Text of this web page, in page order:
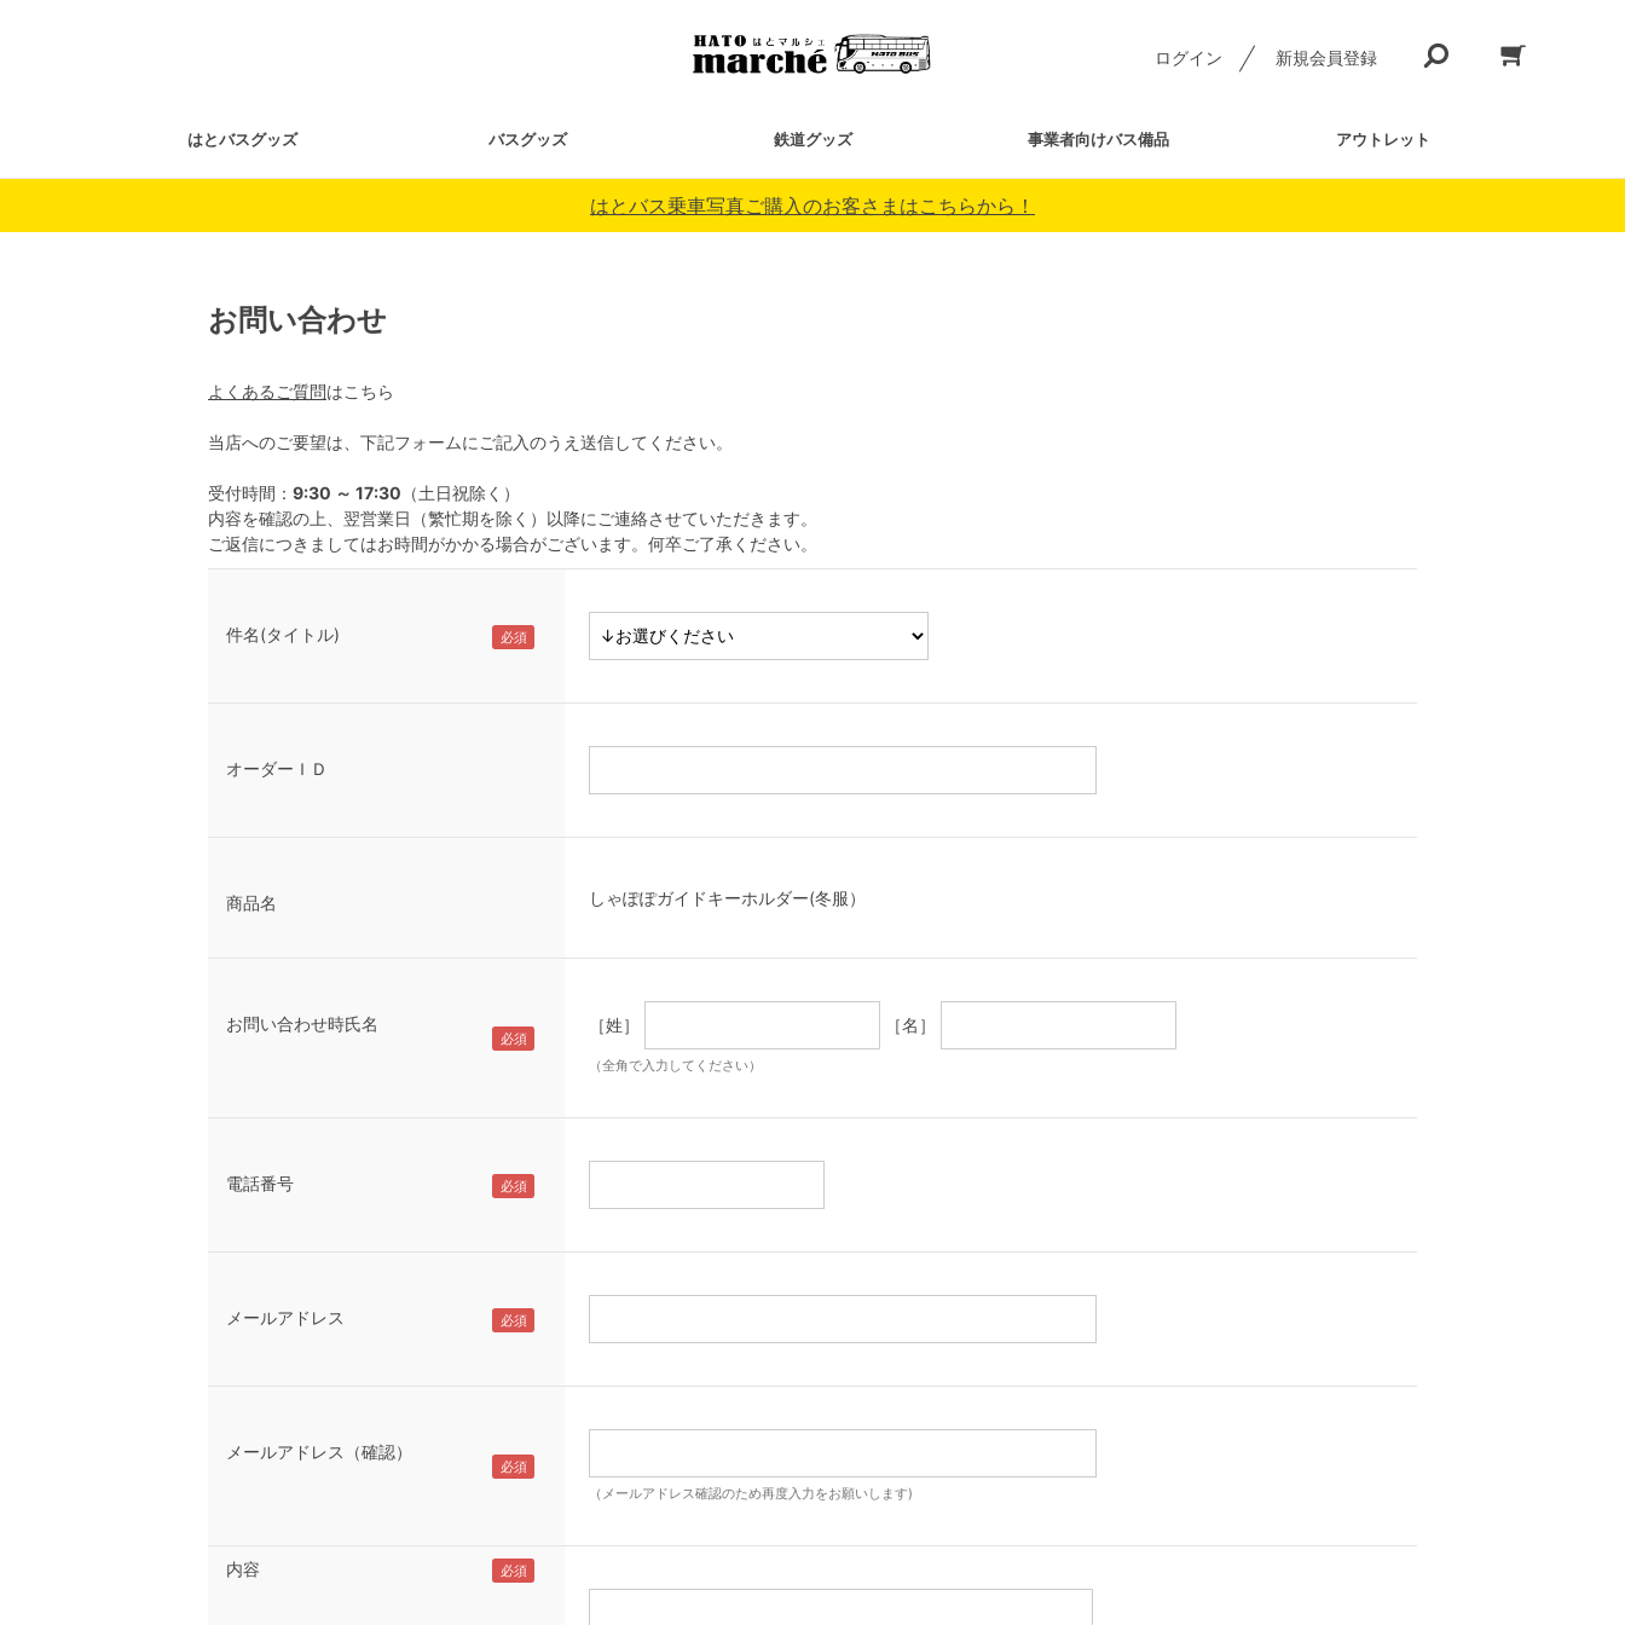
ログイン 新規会員登録
はとバスグッズ バスグッズ 鉄道グッズ 事業者向けバス備品 アウトレット
はとバス乗車写真ご購入のお客さまはこちらから！
お問い合わせ
よくあるご質問はこちら
当店へのご要望は、下記フォームにご記入のうえ送信してください。
受付時間： 9:30 ～ 17:30 （土日祝除く）
内容を確認の上、翌営業日（繁忙期を除く）以降にご連絡させていただきます。
ご返信につきましてはお時間がかかる場合がございます。何卒ご了承ください。
件名(タイトル)
オーダーＩＤ
商品名 しゃぽぽガイドキーホルダー(冬服）
お問い合わせ時氏名 ［姓］ ［名］
（全角で入力してください）
電話番号
メールアドレス
メールアドレス（確認）
（メールアドレス確認のため再度入力をお願いします)
内容